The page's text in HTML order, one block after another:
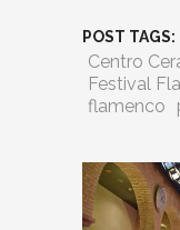
POST TAGS:
Centro
Festival
flamenco